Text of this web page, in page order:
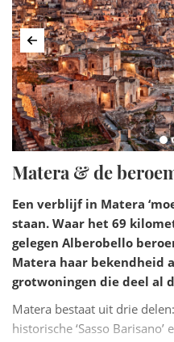
Belangrijk voor het
de Pollino en de
Vorige
Matera & de
Een verblijf in Matera
staan. Waar het 69
gelegen Alberobello
Matera haar bekendheid
grotwoningen die deel al
Matera bestaat uit drie
historische ‘Sasso Barisano’